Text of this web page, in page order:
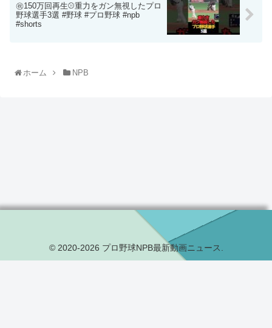
㊗️150万回再生⚾️重力をガン無視したプロ
野球選手3選 #野球 #プロ野球 #npb
#shorts
ホーム NPB
© 2020-2026 プロ野球NPB最新動画ニュース.